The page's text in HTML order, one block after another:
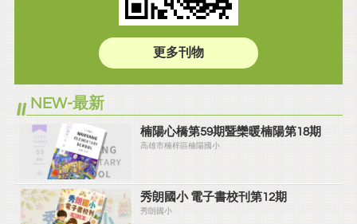
更多刊物
NEW-最新
楠陽心橋第59期暨欒暖楠陽第18期
高雄市楠梓區楠陽國小
秀朗國小 電子書校刊第12期
秀朗國小